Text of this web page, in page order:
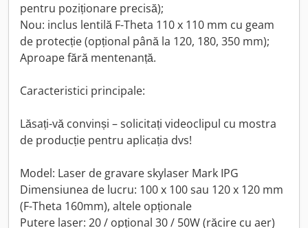
pentru poziționare precisă);
Nou: inclus lentilă F-Theta 110 x 110 mm cu geam
de protecție (opțional până la 120, 180, 350 mm);
Aproape fără mentenanță.
Caracteristici principale:
Lăsați-vă convinși – solicitați videoclipul cu mostra
de producție pentru aplicația dvs!
Model: Laser de gravare skylaser Mark IPG
Dimensiunea de lucru: 100 x 100 sau 120 x 120 mm
(F-Theta 160mm), altele opționale
Putere laser: 20 / opțional 30 / 50W (răcire cu aer)